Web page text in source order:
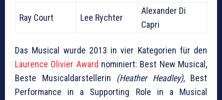
Ray Court Lee Rychter
Alexander Di
Capri
Das Musical wurde 2013 in vier Kategorien für den
Laurence Olivier Award nominiert: Best New Musical,
Beste Musicaldarstellerin (Heather Headley), Best
Performance in a Supporting Role in a Musical